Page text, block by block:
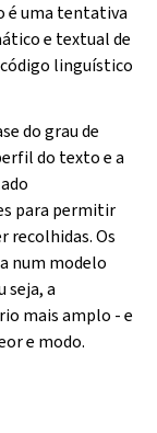
é uma tentativa
e textual de
linguístico
do grau de
do texto e a
para permitir
recolhidas. Os
num modelo
seja, a
mais amplo - e
e modo.